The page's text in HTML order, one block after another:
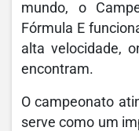
mundo, o
Fórmula E
alta velocidade,
encontram.
O campeonato
serve como um